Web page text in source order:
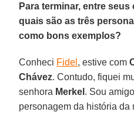
Para terminar, entre
quais são as três
como bons exemplos?
Conheci Fidel , estive com
Chávez. Contudo, fiquei
senhora Merkel . Sou
personagem da história da